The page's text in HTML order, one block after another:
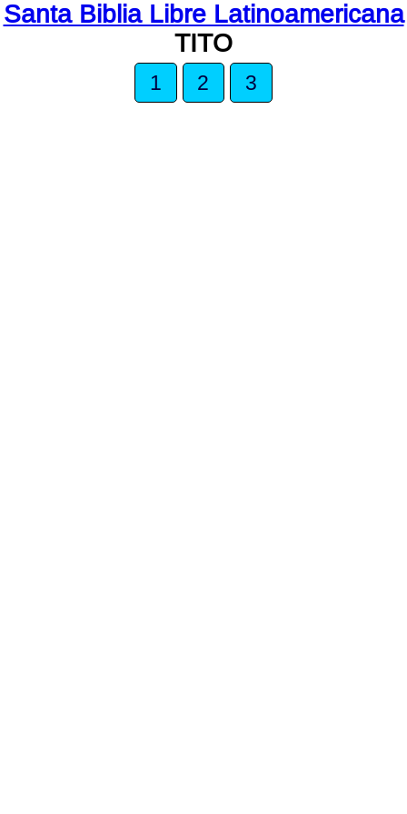
Santa Biblia Libre Latinoamericana
TITO
1 2 3